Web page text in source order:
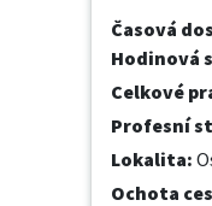
Časová
Hodinová
Celkové
Profesní
Lokalita:
Ochota